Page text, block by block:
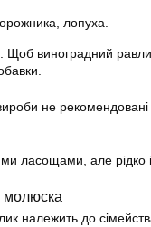
лопуха.
Щоб виноградний
не рекомендовані
ласощами, але рідко і
молюска
належить до